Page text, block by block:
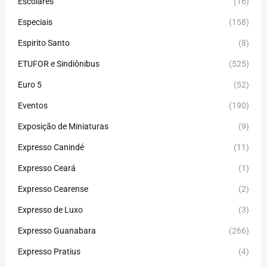
Especiais (158)
Espirito Santo (8)
ETUFOR e Sindiônibus (525)
Euro 5 (52)
Eventos (190)
Exposição de Miniaturas (9)
Expresso Canindé (11)
Expresso Ceará (1)
Expresso Cearense (2)
Expresso de Luxo (3)
Expresso Guanabara (266)
Expresso Pratius (4)